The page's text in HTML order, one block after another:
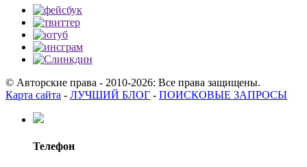
© Авторские права - 2010-2026: Все права защищены.
Карта сайта - ЛУЧШИЙ БЛОГ - ПОИСКОВЫЕ ЗАПРОСЫ
Телефон